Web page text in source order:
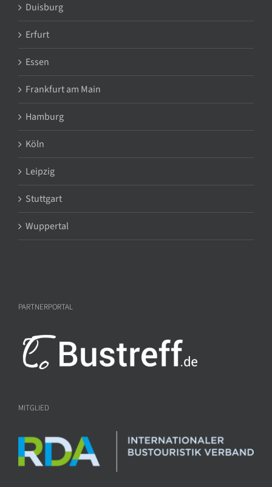
Duisburg
Erfurt
Essen
Frankfurt am Main
Hamburg
Köln
Leipzig
Stuttgart
Wuppertal
PARTNERPORTAL
MITGLIED